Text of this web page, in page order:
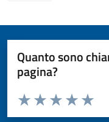
Quanto sono
pagina?
Valuta da 1 a 5 stelle la
Valuta 4
Valuta 3
Valuta 2 stelle su
Valuta 1 stelle su 5